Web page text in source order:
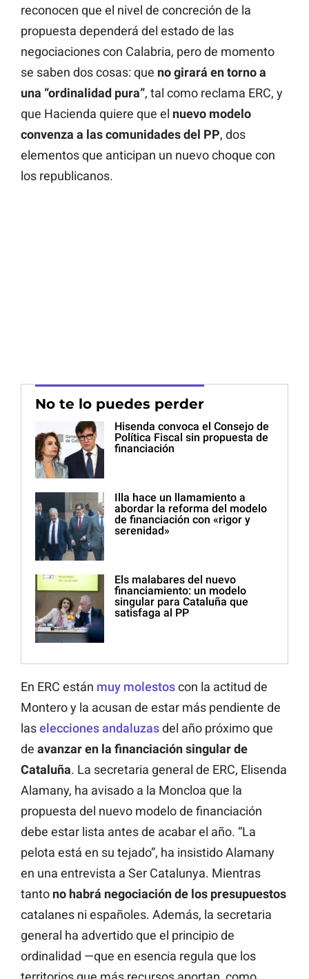
reconocen que el nivel de concreción de la
propuesta dependerá del estado de las
negociaciones con Calabria, pero de momento
se saben dos cosas: que no girará en torno a
una “ordinalidad pura”, tal como reclama ERC, y
que Hacienda quiere que el nuevo modelo
convenza a las comunidades del PP, dos
elementos que anticipan un nuevo choque con
los republicanos.
No te lo puedes perder
Hisenda convoca el Consejo de
Política Fiscal sin propuesta de
financiación
Illa hace un llamamiento a
abordar la reforma del modelo
de financiación con «rigor y
serenidad»
Els malabares del nuevo
financiamiento: un modelo
singular para Cataluña que
satisfaga al PP
En ERC están muy molestoscon la actitud de
Montero y la acusan de estar más pendiente de
laselecciones andaluzasdel año próximo que
de avanzar en la financiación singular de
Cataluña. La secretaria general de ERC, Elisenda
Alamany, ha avisado a la Moncloa que la
propuesta del nuevo modelo de financiación
debe estar lista antes de acabar el año. “La
pelota está en su tejado”, ha insistido Alamany
en una entrevista a Ser Catalunya. Mientras
tanto no habrá negociación de los presupuestos
catalanes ni españoles. Además, la secretaria
general ha advertido que el principio de
ordinalidad —que en esencia regula que los